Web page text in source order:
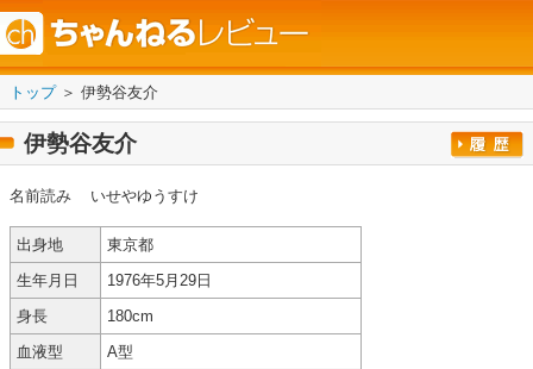
トップ＞ 伊勢谷友介
伊勢谷友介
名前読み いせやゆうすけ
出身地
東京都
生年月日
1976年5月29日
身長
180cm
血液型
A型